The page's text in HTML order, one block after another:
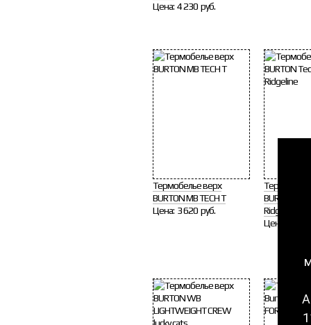
Цена: 4 230 руб.
Термобелье верх
BURTON MB TECH T
Цена: 3 620 руб.
BURTON
Ridgeline
Цена: